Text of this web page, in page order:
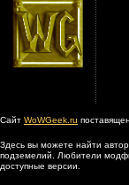
Сайт WoWGeek.ru
Здесь вы можете найти
подземелий. Любители
доступные версии.